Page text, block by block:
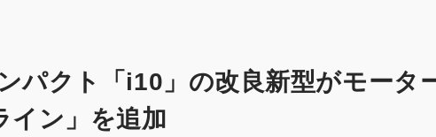
パクト「i10」の改良新型がモータ
イン」を追加